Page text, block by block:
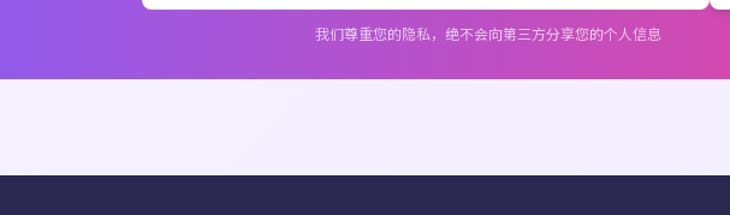
我们尊重您的隐私，绝不会向第三方分享您的个人信息